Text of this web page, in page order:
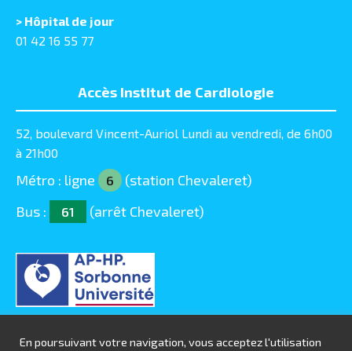
> Hôpital de jour
01 42 16 55 77
Accès Institut de Cardiologie
52, boulevard Vincent-Auriol Lundi au vendredi, de 6h00
à 21h00
Métro : ligne 6
(station Chevaleret)
Bus :
61 (arrêt Chevaleret)
En poursuivant votre navigation, vous acceptez l'utilisation